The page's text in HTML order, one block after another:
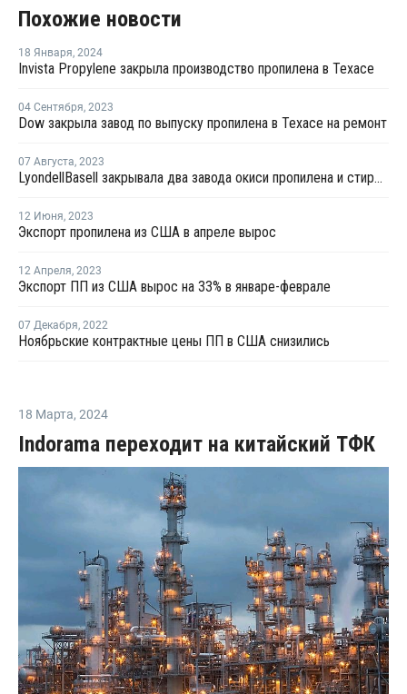
Похожие новости
18 Января, 2024
Invista Propylene закрыла производство пропилена в Техасе
04 Сентября, 2023
Dow закрыла завод по выпуску пропилена в Техасе на ремонт
07 Августа, 2023
LyondellBasell закрывала два завода окиси пропилена и стирола в США и Европе на ремонт в июле-августе
12 Июня, 2023
Экспорт пропилена из США в апреле вырос
12 Апреля, 2023
Экспорт ПП из США вырос на 33% в январе-феврале
07 Декабря, 2022
Ноябрьские контрактные цены ПП в США снизились
18 Марта, 2024
Indorama переходит на китайский ТФК